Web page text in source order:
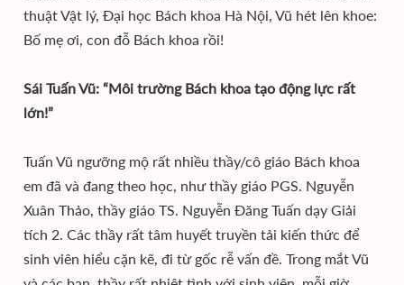
thuật Vật lý, Đại học Bách khoa Hà Nội, Vũ hét lên khoe:
Bố mẹ ơi, con đỗ Bách khoa rồi!
Sái Tuấn Vũ: “Môi trường Bách khoa tạo động lực rất
lớn!”
Tuấn Vũ ngưỡng mộ rất nhiều thầy/cô giáo Bách khoa
em đã và đang theo học, như thầy giáo PGS. Nguyễn
Xuân Thảo, thầy giáo TS. Nguyễn Đăng Tuấn dạy Giải
tích 2. Các thầy rất tâm huyết truyền tải kiến thức để
sinh viên hiểu cặn kẽ, đi từ gốc rễ vấn đề. Trong mắt Vũ